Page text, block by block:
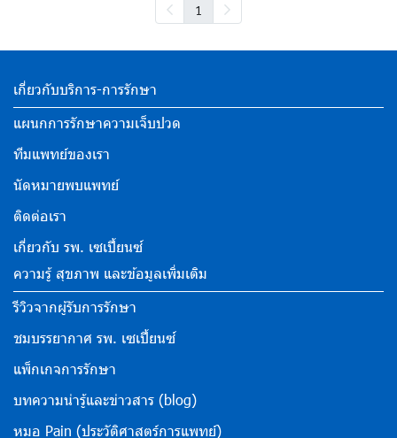
1
เกี่ยวกับบริการ-การรักษา
แผนกการรักษาความเจ็บปวด
ทีมแพทย์ของเรา
นัดหมายพบแพทย์
ติดต่อเรา
เกี่ยวกับ รพ. เซเปี้ยนซ์
ความรู้ สุขภาพ และข้อมูลเพิ่มเติม
รีวิวจากผู้รับการรักษา
ชมบรรยากาศ รพ. เซเปี้ยนซ์
แพ็กเกจการรักษา
บทความน่ารู้และข่าวสาร (blog)
หมอ Pain (ประวัติศาสตร์การแพทย์)